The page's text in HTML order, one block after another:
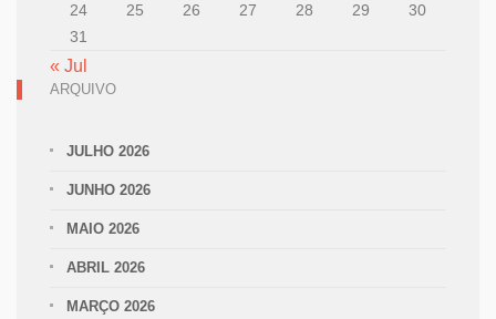
24
25 26 27 28 29
30
31
« Jul
ARQUIVO
JULHO 2026
JUNHO 2026
MAIO 2026
ABRIL 2026
MARÇO 2026